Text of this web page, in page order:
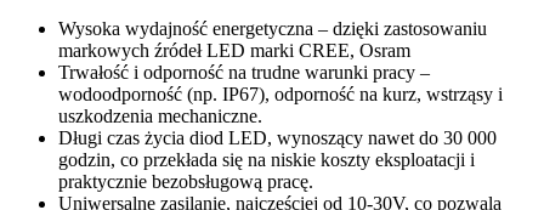
Wysoka wydajność energetyczna – dzięki zastosowaniu
markowych źródeł LED marki CREE, Osram
Trwałość i odporność na trudne warunki pracy –
wodoodporność (np. IP67), odporność na kurz, wstrząsy i
uszkodzenia mechaniczne.
Długi czas życia diod LED, wynoszący nawet do 30 000
godzin, co przekłada się na niskie koszty eksploatacji i
praktycznie bezobsługową pracę.
Uniwersalne zasilanie, najczęściej od 10-30V, co pozwala